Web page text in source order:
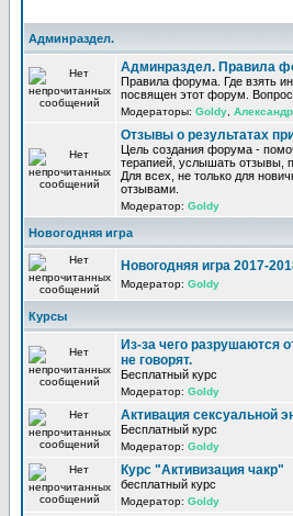
Админраздел.
Админраздел. Правила
Правила форума. Где взять
посвящен этот форум.
Модераторы: Goldy Александр
Отзывы о результатах
Цель создания форума -
терапией, услышать отзывы,
Для всех, не только для
отзывами.
Модератор: Goldy
Новогодняя игра
Новогодняя игра 2017-
Модератор: Goldy
Курсы
Из-за чего разрушаются
не говорят.
Бесплатный курс
Модератор: Goldy
Активация сексуальной
Бесплатный курс
Модератор: Goldy
Курс "Активизация чакр"
бесплатный курс
Модератор: Goldy